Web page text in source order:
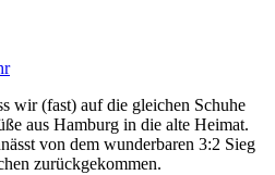
wir (fast) auf die gleichen Schuhe
aus Hamburg in die alte Heimat.
von dem wunderbaren 3:2 Sieg
zurückgekommen.